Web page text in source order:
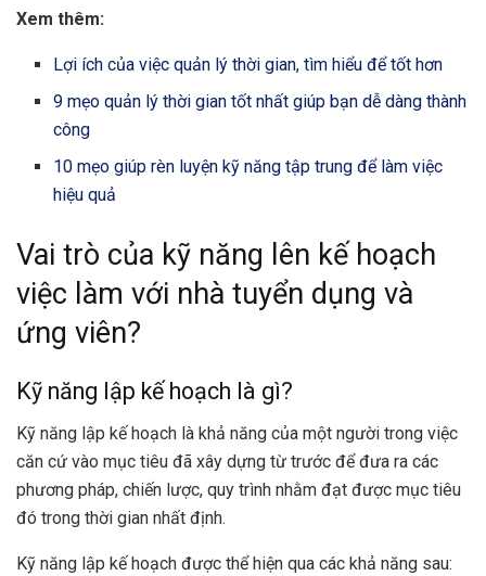
Xem thêm:
Lợi ích của việc quản lý thời gian, tìm hiểu để tốt hơn
9 mẹo quản lý thời gian tốt nhất giúp bạn dễ dàng thành
công
10 mẹo giúp rèn luyện kỹ năng tập trung để làm việc
hiệu quả
Vai trò của kỹ năng lên kế hoạch
việc làm với nhà tuyển dụng và
ứng viên?
Kỹ năng lập kế hoạch là gì?
Kỹ năng lập kế hoạch là khả năng của một người trong việc
căn cứ vào mục tiêu đã xây dựng từ trước để đưa ra các
phương pháp, chiến lược, quy trình nhằm đạt được mục tiêu
đó trong thời gian nhất định.
Kỹ năng lập kế hoạch được thể hiện qua các khả năng sau: